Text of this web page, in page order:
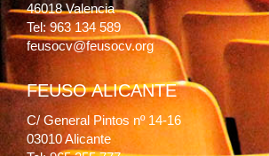
46018 Valencia
Tel: 963 134 589
feusocv@feusocv.org
FEUSO ALICANTE
C/ General Pintos nº 14-16
03010 Alicante